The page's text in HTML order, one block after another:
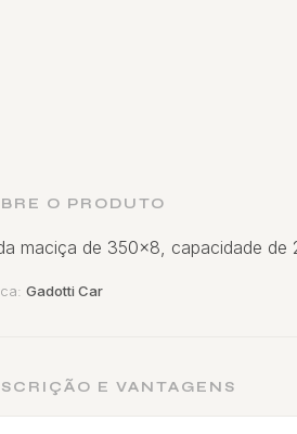
O PRODUTO
maciça de 350x8, capacidade de
Gadotti Car
E VANTAGENS